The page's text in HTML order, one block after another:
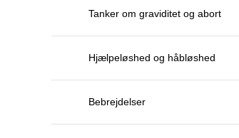
Tanker om graviditet og abort
Hjælpeløshed og håbløshed
Bebrejdelser